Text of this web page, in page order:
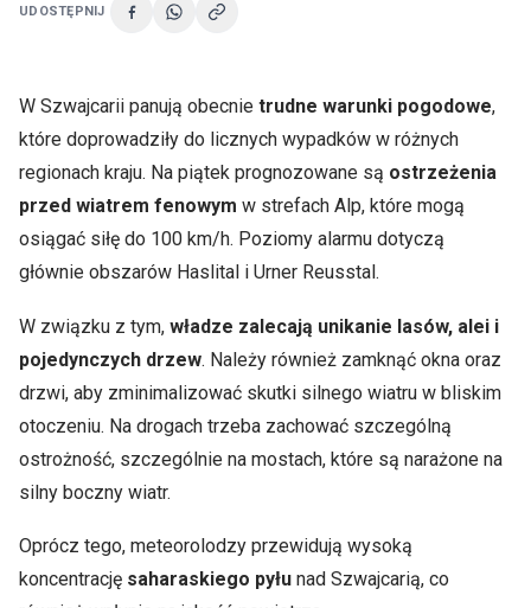
UDOSTĘPNIJ
W Szwajcarii panują obecnie trudne warunki pogodowe,
które doprowadziły do licznych wypadków w różnych
regionach kraju. Na piątek prognozowane są ostrzeżenia
przed wiatrem fenowym w strefach Alp, które mogą
osiągać siłę do 100 km/h. Poziomy alarmu dotyczą
głównie obszarów Haslital i Urner Reusstal.
W związku z tym, władze zalecają unikanie lasów, alei i
pojedynczych drzew. Należy również zamknąć okna oraz
drzwi, aby zminimalizować skutki silnego wiatru w bliskim
otoczeniu. Na drogach trzeba zachować szczególną
ostrożność, szczególnie na mostach, które są narażone na
silny boczny wiatr.
Oprócz tego, meteorolodzy przewidują wysoką
koncentrację saharaskiego pyłu nad Szwajcarią, co